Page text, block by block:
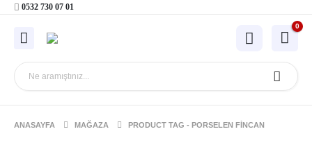
0532 730 07 01
0
ANASAYFA MAĞAZA PRODUCT TAG - PORSELEN FINCAN